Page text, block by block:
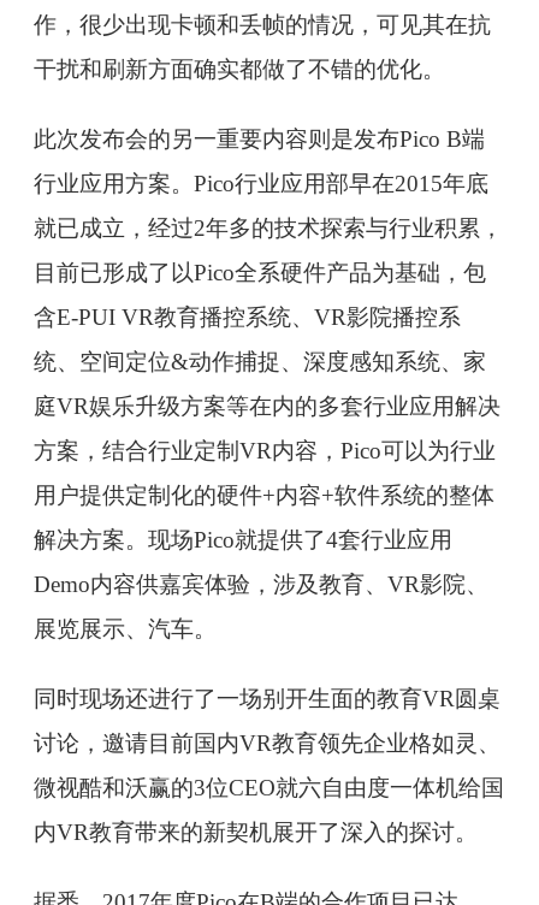
作，很少出现卡顿和丢帧的情况，可见其在抗
干扰和刷新方面确实都做了不错的优化。
此次发布会的另一重要内容则是发布Pico B端
行业应用方案。Pico行业应用部早在2015年底
就已成立，经过2年多的技术探索与行业积累，
目前已形成了以Pico全系硬件产品为基础，包
含E-PUI VR教育播控系统、VR影院播控系
统、空间定位&动作捕捉、深度感知系统、家
庭VR娱乐升级方案等在内的多套行业应用解决
方案，结合行业定制VR内容，Pico可以为行业
用户提供定制化的硬件+内容+软件系统的整体
解决方案。现场Pico就提供了4套行业应用
Demo内容供嘉宾体验，涉及教育、VR影院、
展览展示、汽车。
同时现场还进行了一场别开生面的教育VR圆桌
讨论，邀请目前国内VR教育领先企业格如灵、
微视酷和沃赢的3位CEO就六自由度一体机给国
内VR教育带来的新契机展开了深入的探讨。